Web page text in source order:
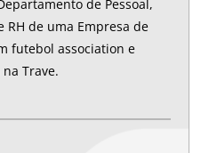
de Pessoal,
RH de uma Empresa de
futebol association e
Trave.